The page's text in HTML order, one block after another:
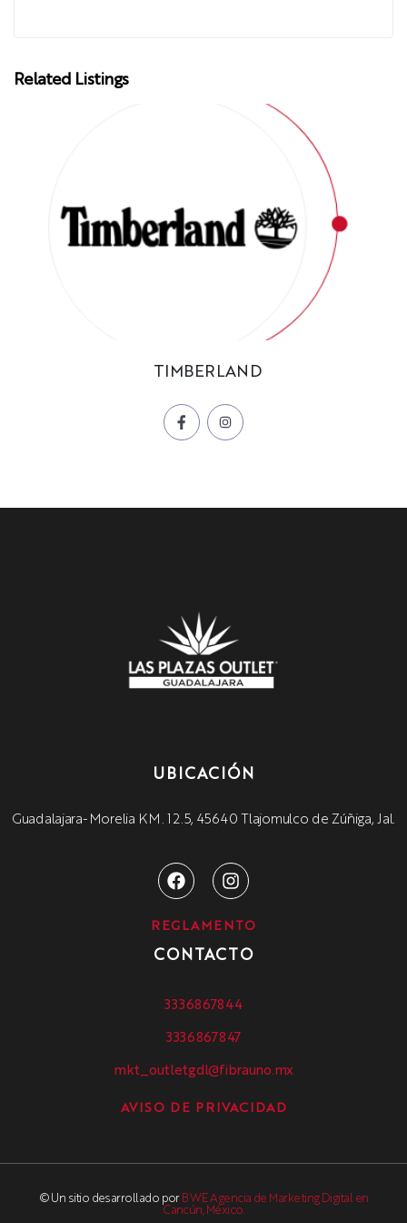
Related Listings
TIMBERLAND
UBICACIÓN
Guadalajara-Morelia KM. 12.5, 45640 Tlajomulco de Zúñiga, Jal.
REGLAMENTO
CONTACTO
3336867844
3336867847
mkt_outletgdl@fibrauno.mx
AVISO DE PRIVACIDAD
© Un sitio desarrollado por BWE Agencia de Marketing Digital en
Cancún, México.